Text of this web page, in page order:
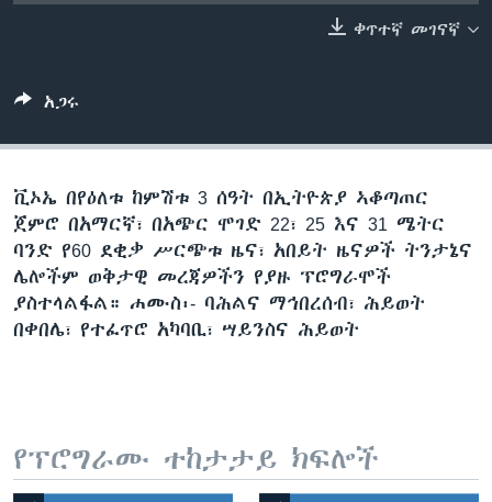
ቀጥተኛ መገናኛ
አጋሩ
ቪኦኤ በየዕለቱ ከምሽቱ 3 ሰዓት በኢትዮጵያ ኣቆጣጠር
ጀምሮ በአማርኛ፣ በአጭር ሞገድ 22፣ 25 እና 31 ሜትር
ባንድ የ60 ደቂቃ ሥርጭቱ ዜና፣ አበይት ዜናዎች ትንታኔና
ሌሎችም ወቅታዊ መረጃዎችን የያዙ ፕሮግራሞች
ያስተላልፋል። ሐሙስ፡- ባሕልና ማኅበረሰብ፣ ሕይወት
በቀበሌ፣ የተፈጥሮ አካባቢ፣ ሣይንስና ሕይወት
የፕሮግራሙ ተከታታይ ክፍሎች